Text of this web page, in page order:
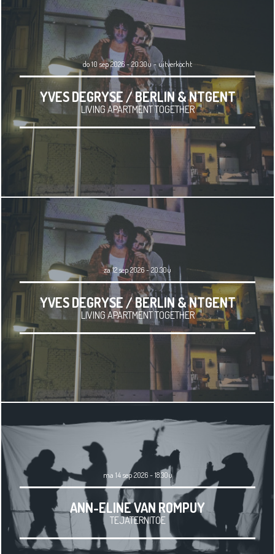
do 10 sep 2026 - 20.30u -uitverkocht
YVES DEGRYSE / BERLIN & NTGENT
LIVING APARTMENT TOGETHER
za 12 sep 2026 - 20.30u
YVES DEGRYSE / BERLIN & NTGENT
LIVING APARTMENT TOGETHER
ma 14 sep 2026 - 18.30u
ANN-ELINE VAN ROMPUY
TEJATERNITOE